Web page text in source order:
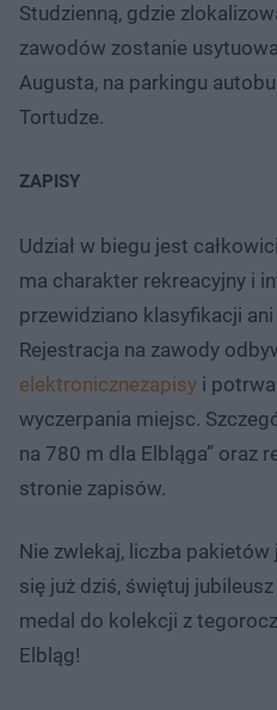
Studzienną, gdzie
zawodów zostanie
Augusta, na parkingu
Tortudze.
ZAPISY
Udział w biegu jest
ma charakter rekreacyjny i
przewidziano klasyfikacji
Rejestracja na zawody
elektronicznezapisy i
wyczerpania miejsc.
na 780 m dla Elbląga” oraz
stronie zapisów.
Nie zwlekaj, liczba
się już dziś, świętuj
medal do kolekcji z
Elbląg!